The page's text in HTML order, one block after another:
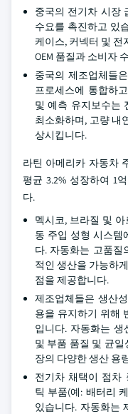
중국의 전기차 시장
수요를 촉진하고 있
케이스, 커넥터 및 전
OEM 품질과 소비자
중국의 제조업체들
프로세스에 통합하
및 예측 유지보수는
최소화하며, 고량 내
상시킵니다.
라틴 아메리카 자동차
평균 3.2% 성장하여 1
다.
멕시코, 브라질 및
동 주입 성형 시스템
다. 자동화는 고품질
적인 생산을 가능하
점을 제공합니다.
제조업체들은 생산
용을 유지하기 위해
입니다. 자동화는
및 부품 품질 및 균
장의 다양한 생산 용
전기차 채택이 점차
틱 부품(예: 배터리
있습니다. 자동화는